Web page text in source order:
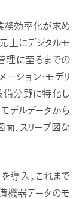
務効率化が求め
上にデジタルモ
理に至るまでの
ーション・モデリ
備分野に特化し
デルデータから
、スリーブ図な
導入。これまで
機器データのモ